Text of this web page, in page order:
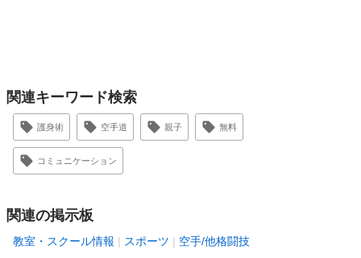
関連キーワード検索
護身術 空手道 親子 無料
コミュニケーション
関連の掲示板
教室・スクール情報 スポーツ 空手/他格闘技